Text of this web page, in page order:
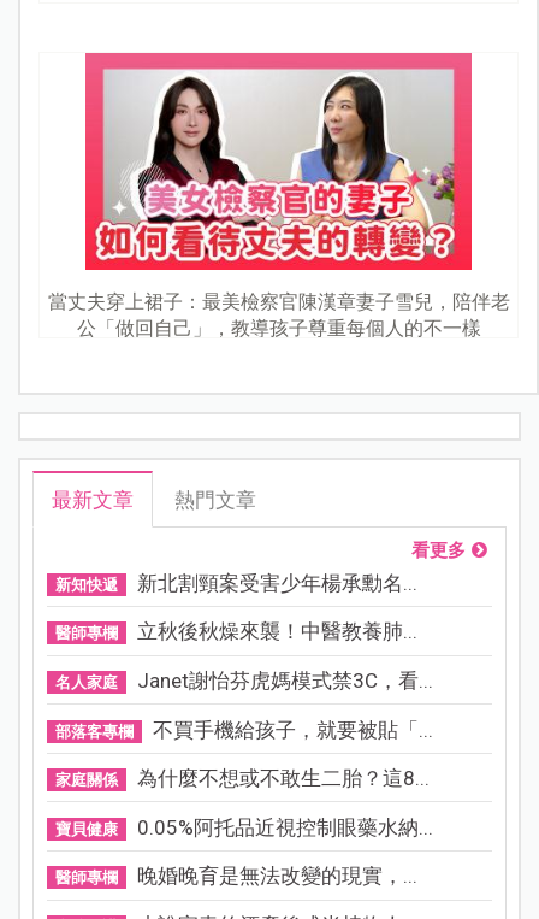
當丈夫穿上裙子：最美檢察官陳漢章妻子雪兒，陪伴老
公「做回自己」，教導孩子尊重每個人的不一樣
最新文章 熱門文章
看更多
新知快遞 新北割頸案受害少年楊承勳名...
醫師專欄 立秋後秋燥來襲！中醫教養肺...
名人家庭 Janet謝怡芬虎媽模式禁3C，看...
部落客專欄 不買手機給孩子，就要被貼「...
家庭關係 為什麼不想或不敢生二胎？這8...
寶貝健康 0.05%阿托品近視控制眼藥水納...
醫師專欄 晚婚晚育是無法改變的現實，...